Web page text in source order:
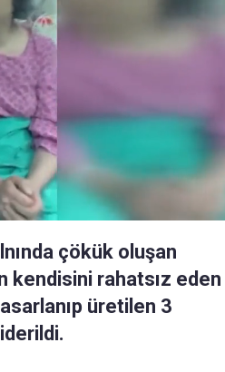
çökük oluşan
kendisini rahatsız eden
üretilen 3